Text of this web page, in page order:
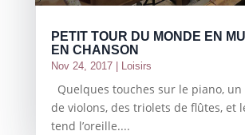
PETIT TOUR DU MONDE EN
EN CHANSON
Nov 24, 2017| Loisirs
Quelques touches sur le piano,
de violons, des triolets de flûtes, et
tend l’oreille....